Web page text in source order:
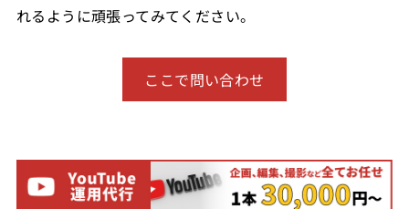
れるように頑張ってみてください。
ここで問い合わせ